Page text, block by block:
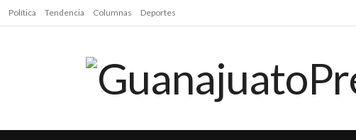
Política Tendencia Columnas Deportes